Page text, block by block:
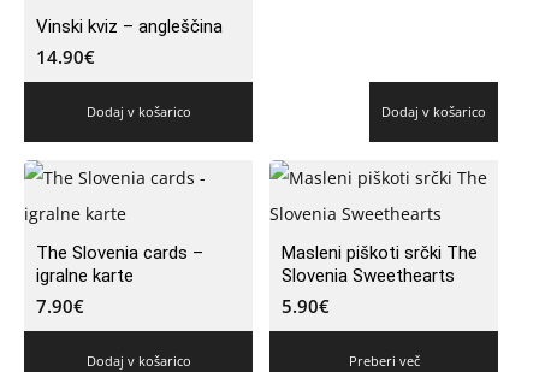
Vinski kviz – angleščina
14.90€
Dodaj v košarico Dodaj v košarico
The Slovenia cards –
igralne karte
7.90€
Dodaj v košarico
Masleni piškoti srčki The
Slovenia Sweethearts
5.90€
Preberi več